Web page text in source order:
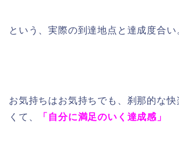
という、実際の到達地点と達成度合い
お気持ちはお気持ちでも、刹那的な快
くて、
「自分に満足のいく達成感」